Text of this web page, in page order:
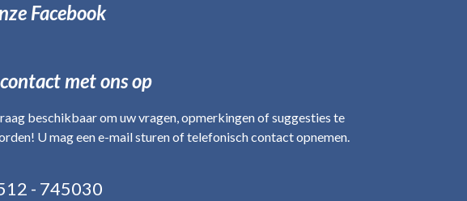
Facebook
met ons op
beschikbaar om uw vragen, opmerkingen of suggesties te
U mag een e-mail sturen of telefonisch contact opnemen.
- 745030